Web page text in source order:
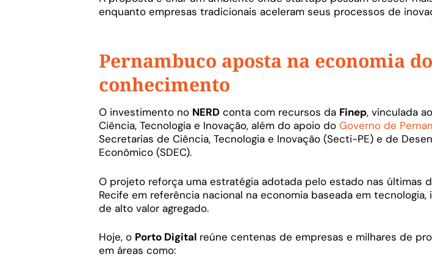
enquanto empresas tradicionais aceleram seus processos de
Pernambuco aposta na economia do
conhecimento
O investimento no NERD conta com recursos da Finep, vinculada
Ciência, Tecnologia e Inovação, além do apoio do Governo de
Secretarias de Ciência, Tecnologia e Inovação (Secti-PE) e de
Econômico (SDEC).
O projeto reforça uma estratégia adotada pelo estado nas últimas
Recife em referência nacional na economia baseada em tecnologia,
de alto valor agregado.
Hoje, o Porto Digital reúne centenas de empresas e milhares de
em áreas como: